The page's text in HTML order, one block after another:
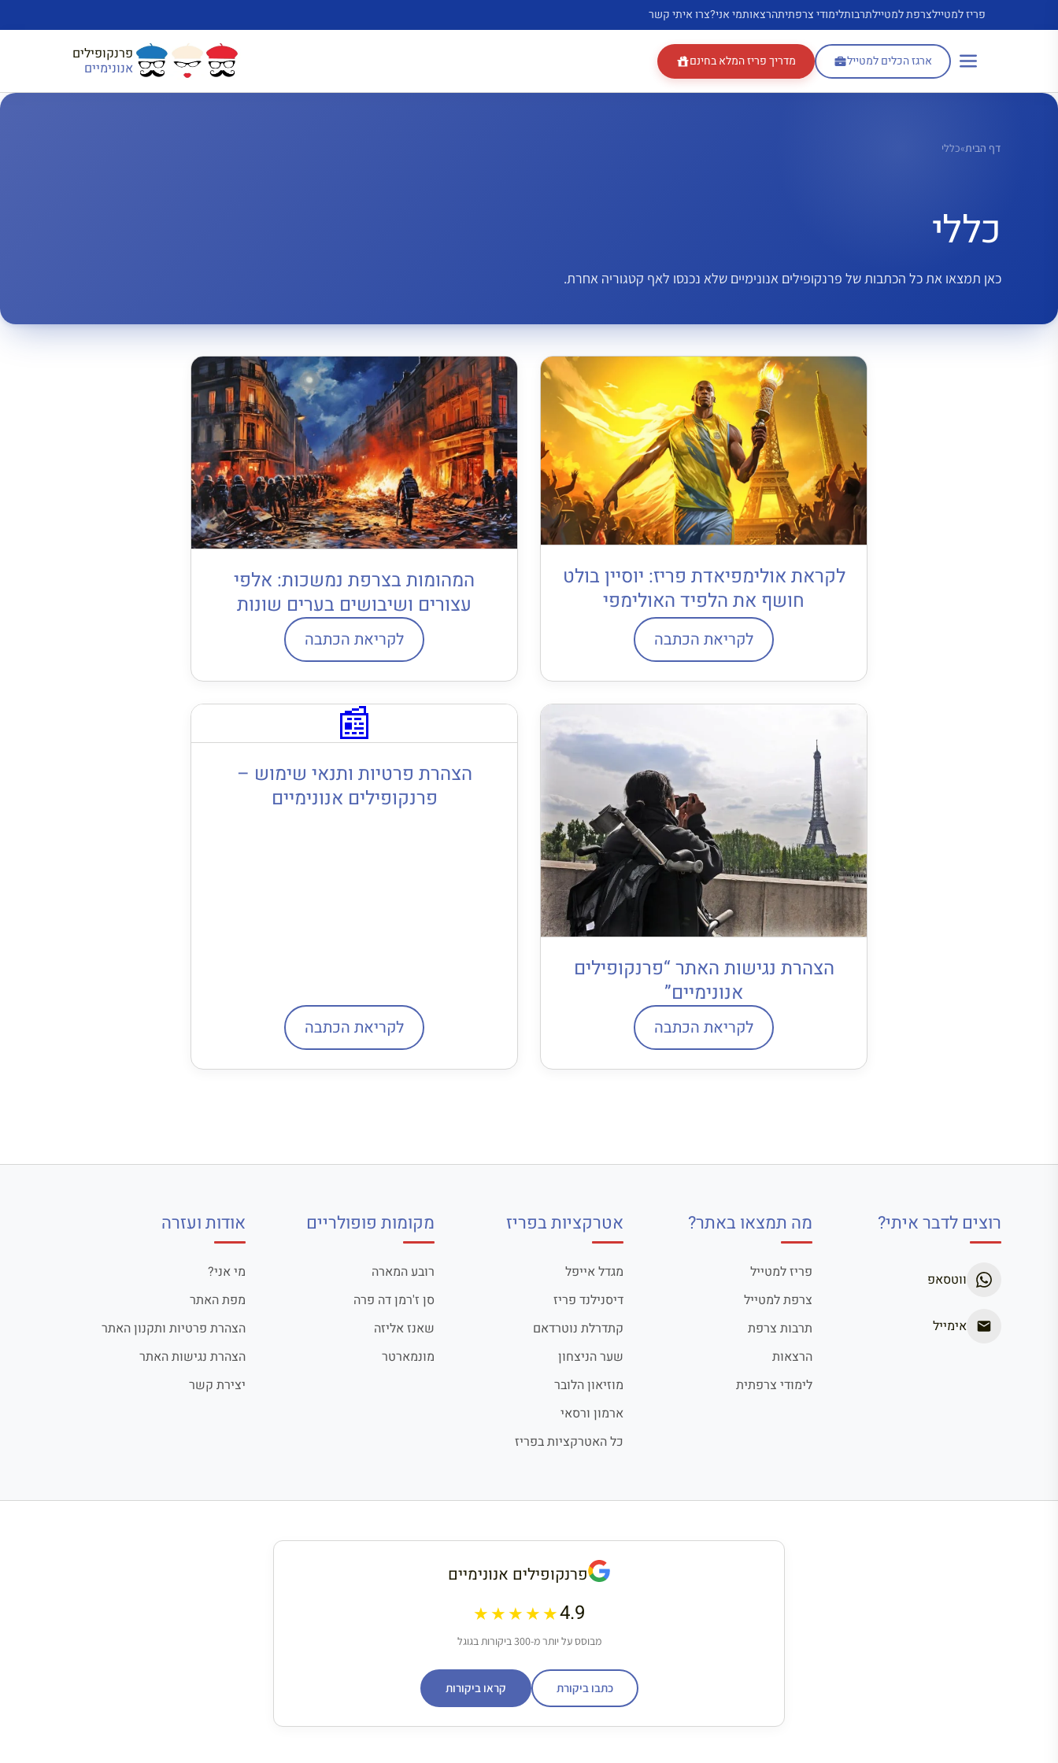
פריז למטיילצרפת למטיילתרבותלימודי צרפתיתהרצאותמי אני?צרו איתי קשר
ארגז הכלים למטייל מדריך פריז המלא בחינם פרנקופילים
אנונימיים
דף הבית»כללי
כללי
כאן תמצאו את כל הכתבות של פרנקופילים אנונימיים שלא נכנסו לאף קטגוריה אחרת.
לקראת אולימפיאדת פריז: יוסיין בולט
חושף את הלפיד האולימפי
לקריאת הכתבה
המהומות בצרפת נמשכות: אלפי
עצורים ושיבושים בערים שונות
לקריאת הכתבה
הצהרת נגישות האתר “פרנקופילים
אנונימיים”
לקריאת הכתבה
📰
הצהרת פרטיות ותנאי שימוש –
פרנקופילים אנונימיים
לקריאת הכתבה
רוצים לדבר איתי?
ווטסאפ
אימייל
מה תמצאו באתר?
פריז למטייל
צרפת למטייל
תרבות צרפת
הרצאות
לימודי צרפתית
אטרקציות בפריז
מגדל אייפל
דיסנילנד פריז
קתדרלת נוטרדאם
שער הניצחון
מוזיאון הלובר
ארמון ורסאי
כל האטרקציות בפריז
מקומות פופולריים
רובע המארה
סן ז'רמן דה פרה
שאנז אליזה
מונמארטר
אודות ועזרה
מי אני?
מפת האתר
הצהרת פרטיות ותקנון האתר
הצהרת נגישות האתר
יצירת קשר
פרנקופילים אנונימיים
4.9
★★★★★
מבוסס על יותר מ-300 ביקורות בגוגל
כתבו ביקורת קראו ביקורות